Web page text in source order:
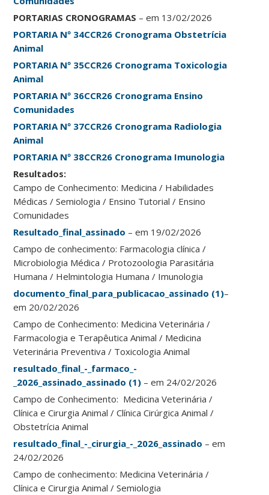
PORTARIAS CRONOGRAMAS – em 13/02/2026
PORTARIA Nº 34CCR26 Cronograma Obstetrícia
Animal
PORTARIA Nº 35CCR26 Cronograma Toxicologia
Animal
PORTARIA Nº 36CCR26 Cronograma Ensino
Comunidades
PORTARIA Nº 37CCR26 Cronograma Radiologia
Animal
PORTARIA Nº 38CCR26 Cronograma Imunologia
Resultados:
Campo de Conhecimento: Medicina / Habilidades
Médicas / Semiologia / Ensino Tutorial / Ensino
Comunidades
Resultado_final_assinado – em 19/02/2026
Campo de conhecimento: Farmacologia clínica /
Microbiologia Médica / Protozoologia Parasitária
Humana / Helmintologia Humana / Imunologia
documento_final_para_publicacao_assinado (1)–
em 20/02/2026
Campo de Conhecimento: Medicina Veterinária /
Farmacologia e Terapêutica Animal / Medicina
Veterinária Preventiva / Toxicologia Animal
resultado_final_-_farmaco_-
_2026_assinado_assinado (1) – em 24/02/2026
Campo de Conhecimento: Medicina Veterinária /
Clínica e Cirurgia Animal / Clínica Cirúrgica Animal /
Obstetrícia Animal
resultado_final_-_cirurgia_-_2026_assinado – em
24/02/2026
Campo de conhecimento: Medicina Veterinária /
Clínica e Cirurgia Animal / Semiologia